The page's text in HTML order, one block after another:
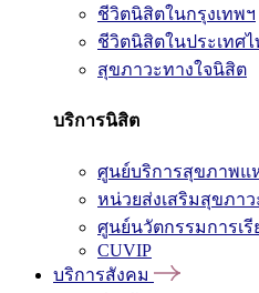
ชีวิตนิสิตในกรุงเทพฯ
ชีวิตนิสิตในประเทศไ
สุขภาวะทางใจนิสิต
บริการนิสิต
ศูนย์บริการสุขภาพแ
หน่วยส่งเสริมสุขภา
ศูนย์นวัตกรรมการเรี
CUVIP
บริการสังคม